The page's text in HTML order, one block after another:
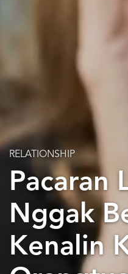
RELATIONSHIP
Pacaran
Nggak
Kenalin